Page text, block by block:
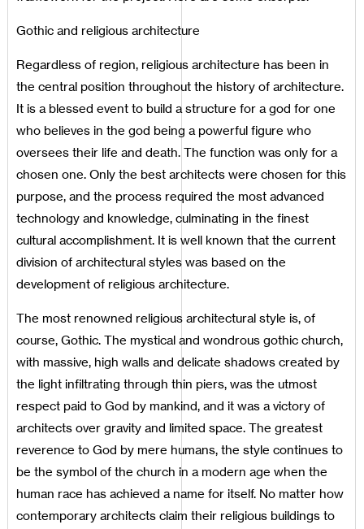
Gothic and religious architecture
Regardless of region, religious architecture has been in
the central position throughout the history of architecture.
It is a blessed event to build a structure for a god for one
who believes in the god being a powerful figure who
oversees their life and death. The function was only for a
chosen one. Only the best architects were chosen for this
purpose, and the process required the most advanced
technology and knowledge, culminating in the finest
cultural accomplishment. It is well known that the current
division of architectural styles was based on the
development of religious architecture.
The most renowned religious architectural style is, of
course, Gothic. The mystical and wondrous gothic church,
with massive, high walls and delicate shadows created by
the light infiltrating through thin piers, was the utmost
respect paid to God by mankind, and it was a victory of
architects over gravity and limited space. The greatest
reverence to God by mere humans, the style continues to
be the symbol of the church in a modern age when the
human race has achieved a name for itself. No matter how
contemporary architects claim their religious buildings to